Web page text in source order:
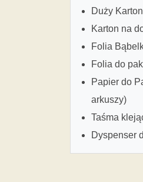
Duży
Karton na
Folia
Folia do
Papier do
arkuszy)
Taśma
Dyspenser